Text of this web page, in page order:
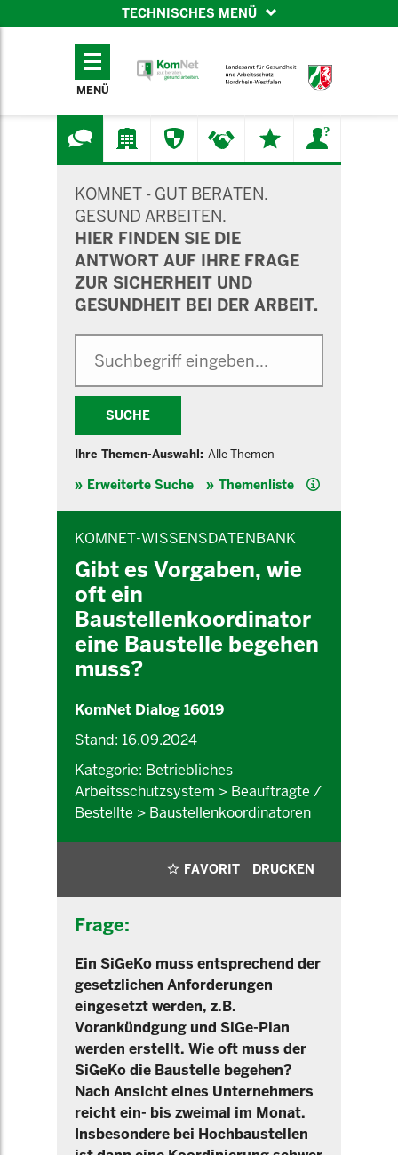
TECHNISCHES MENÜ
TECHNISCHES
MENÜ
KOMNET - GUT BERATEN.
GESUND ARBEITEN.
HIER FINDEN SIE DIE
ANTWORT AUF IHRE FRAGE
ZUR SICHERHEIT UND
GESUNDHEIT BEI DER ARBEIT.
SUCHE
Ihre Themen-Auswahl: Alle Themen
Erweiterte Suche Themenliste Hilfe
KOMNET-WISSENSDATENBANK
Gibt es Vorgaben, wie
oft ein
Baustellenkoordinator
eine Baustelle begehen
muss?
KomNet Dialog 16019
Stand: 16.09.2024
Kategorie: Betriebliches
Arbeitsschutzsystem > Beauftragte /
Bestellte > Baustellenkoordinatoren
FAVORIT DRUCKEN
Frage:
Ein SiGeKo muss entsprechend der
gesetzlichen Anforderungen
eingesetzt werden, z.B.
Vorankündgung und SiGe-Plan
werden erstellt. Wie oft muss der
SiGeKo die Baustelle begehen?
Nach Ansicht eines Unternehmers
reicht ein- bis zweimal im Monat.
Insbesondere bei Hochbaustellen